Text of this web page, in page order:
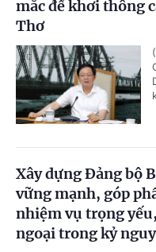
mắc để khơi thông
Thơ
Xây dựng Đảng bộ
vững mạnh, góp
nhiệm vụ trọng
ngoại trong kỷ